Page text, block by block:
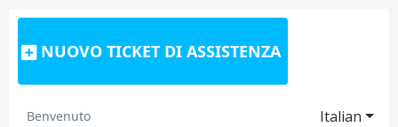
NUOVO TICKET DI ASSISTENZA
Italian
Benvenuto